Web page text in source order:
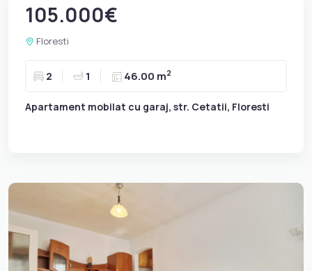
105.000€
Floresti
2 1 46.00 m2
Apartament mobilat cu garaj, str. Cetatii, Floresti